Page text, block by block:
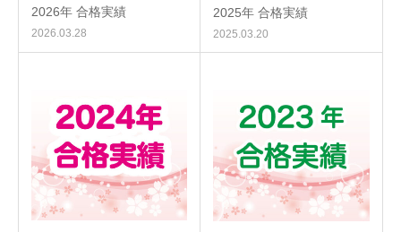
2026年 合格実績
2026.03.28
2025年 合格実績
2025.03.20